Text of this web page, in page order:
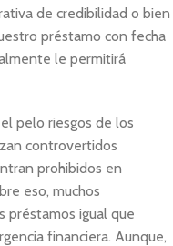
de credibilidad o bien
préstamo con fecha
le permitirá
pelo riesgos de los
controvertidos
prohibidos en
eso, muchos
préstamos igual que
financiera. Aunque,